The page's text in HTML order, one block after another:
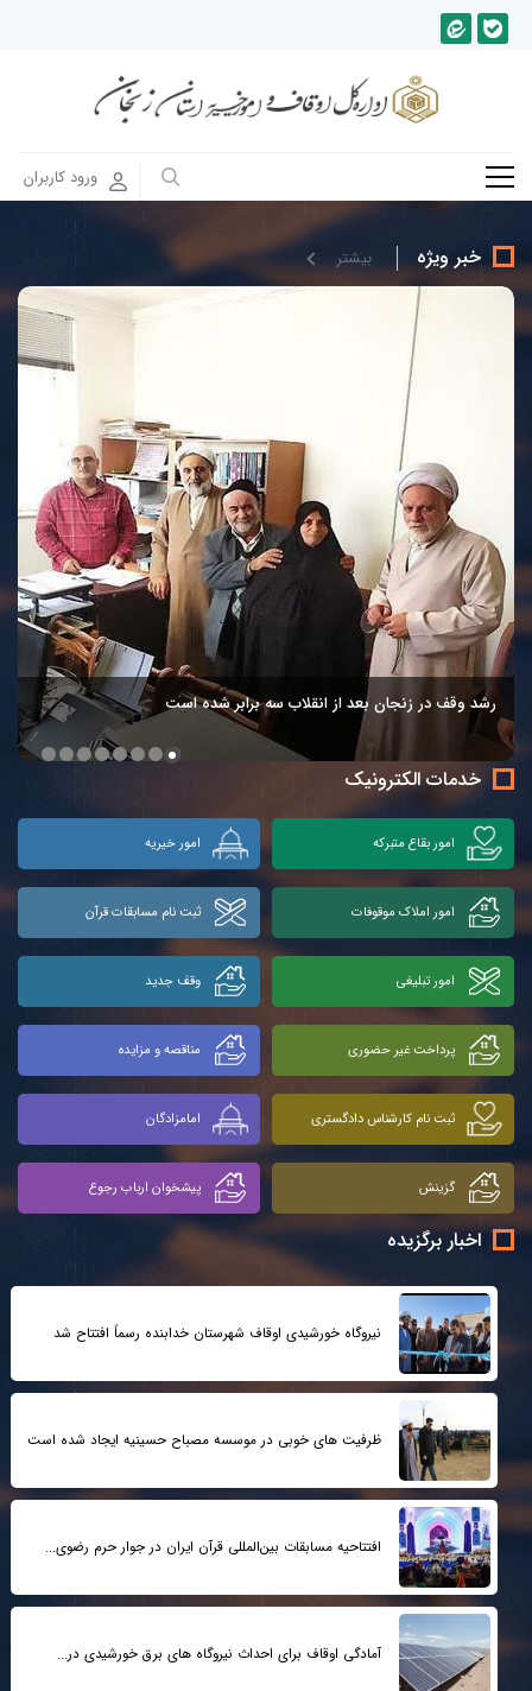
ورود کاربران
خدمات الکترونیک
امور بقاع متبرکه امور خیریه
امور املاک موقوفات ثبت نام مسابقات قرآن
امور تبلیغی وقف جدید
پرداخت غیر حضوری مناقصه و مزایده
ثبت نام کارشناس دادگستری امامزادگان
گزینش پیشخوان ارباب رجوع
خبر ویژه بيشتر
رشد وقف در زنجان بعد از انقلاب سه برابر شده است
اخبار برگزیده
نیروگاه خورشیدی اوقاف شهرستان خدابنده رسماً افتتاح شد
ظرفیت های خوبی در موسسه مصباح حسینیه ایجاد شده است
افتتاحیه مسابقات بین‌المللی قرآن ایران در جوار حرم رضوی...
آمادگی اوقاف برای احداث نیروگاه های برق خورشیدی در...